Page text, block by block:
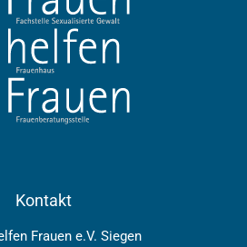
Kontakt
Frauen e.V. Siegen